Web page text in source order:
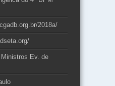
2018a/
Ev. de